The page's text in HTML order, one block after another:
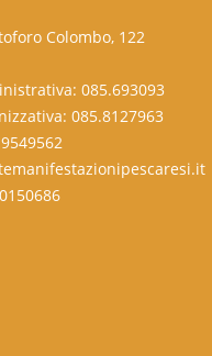
Colombo, 122
085.693093
085.8127963